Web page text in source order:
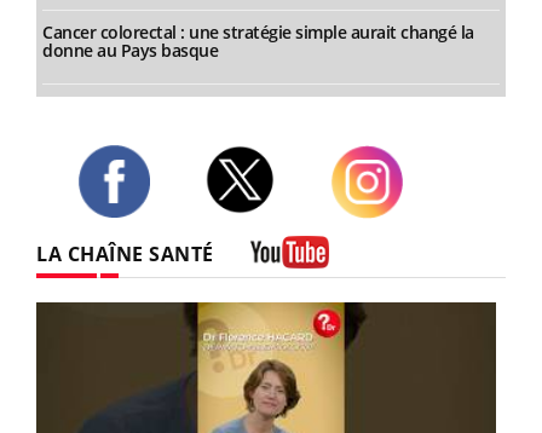
Cancer colorectal : une stratégie simple aurait changé la
donne au Pays basque
LA CHAÎNE SANTÉ